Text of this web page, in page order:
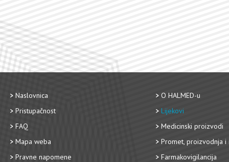
Naslovnica
Pristupačnost
FAQ
Mapa weba
Pravne napomene
O HALMED-u
Lijekovi
Medicinski proizvodi
Promet, proizvodnja i
Farmakovigilancija